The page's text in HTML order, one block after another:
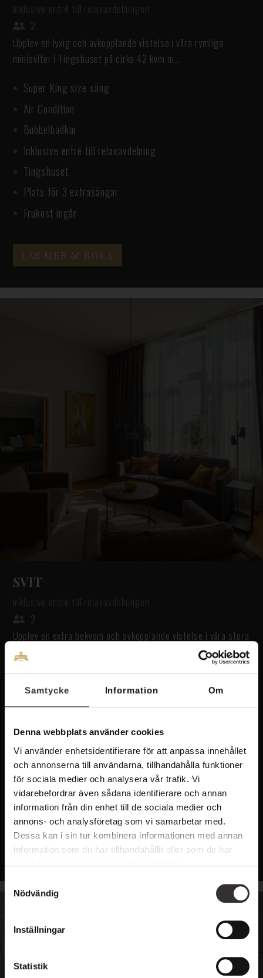
Samtycke Information Om
Denna webbplats använder cookies
Vi använder enhetsidentifierare för att anpassa innehållet
och annonserna till användarna, tillhandahålla funktioner
för sociala medier och analysera vår trafik. Vi
vidarebefordrar även sådana identifierare och annan
information från din enhet till de sociala medier och
annons- och analysföretag som vi samarbetar med.
Dessa kan i sin tur kombinera informationen med annan
information som du har tillhandahållit eller som de har
S
Nödvändig
Inställningar
Statistik
Inklusive entré till relaxavdelningen
2
Upplev en lyxig och avkopplande vistelse i våra rymliga
minisviter i Tingshuset på cirka 42 kvm m...
Super King size säng
Air Condition
Bubbelbadkar
Inklusive entré till relaxavdelning
Tingshuset
Plats för 3 extrasängar
Frukost ingår
LÄS MER & BOKA
SVIT
Inklusive entré till relaxavdelningen
2
Upplev en extra bekväm och avkopplande vistelse i våra stora
sviter belägna i Tingshuset. Med sin...
Inklusive entré till relaxavdelningen
Tingshuset
Bäddsoffa för 2 personer, plats för 1 extrasäng
Frukost ingår
LÄS MER & BOKA